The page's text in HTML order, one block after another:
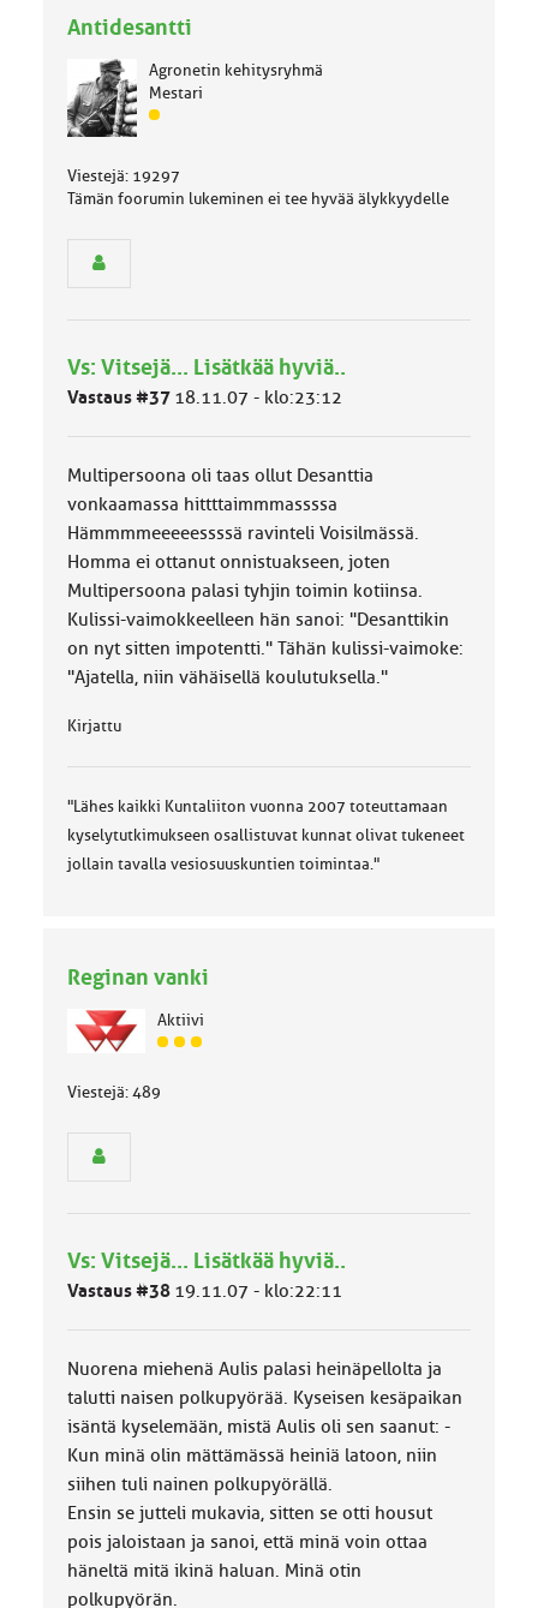
Antidesantti
Agronetin kehitysryhmä
Mestari
J
e
u
o
:
Viestejä: 19297
Tämän foorumin lukeminen ei tee hyvää älykkyydelle
Vs: Vitsejä... Lisätkää hyviä..
Vastaus #37 18.11.07 - klo:23:12
Multipersoona oli taas ollut Desanttia
vonkaamassa hittttaimmmassssa
Hämmmmeeeeessssä ravinteli Voisilmässä.
Homma ei ottanut onnistuakseen, joten
Multipersoona palasi tyhjin toimin kotiinsa.
Kulissi-vaimokkeelleen hän sanoi: "Desanttikin
on nyt sitten impotentti." Tähän kulissi-vaimoke:
"Ajatella, niin vähäisellä koulutuksella."
Kirjattu
"Lähes kaikki Kuntaliiton vuonna 2007 toteuttamaan
kyselytutkimukseen osallistuvat kunnat olivat tukeneet
jollain tavalla vesiosuuskuntien toimintaa."
Reginan vanki
Aktiivi
J
s
ä
l
u
k
Viestejä: 489
Vs: Vitsejä... Lisätkää hyviä..
Vastaus #38 19.11.07 - klo:22:11
Nuorena miehenä Aulis palasi heinäpellolta ja
talutti naisen polkupyörää. Kyseisen kesäpaikan
isäntä kyselemään, mistä Aulis oli sen saanut: -
Kun minä olin mättämässä heiniä latoon, niin
siihen tuli nainen polkupyörällä.
Ensin se jutteli mukavia, sitten se otti housut
pois jaloistaan ja sanoi, että minä voin ottaa
häneltä mitä ikinä haluan. Minä otin
polkupyörän.